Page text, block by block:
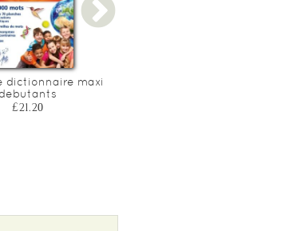
dictionnaire maxi
£21.20